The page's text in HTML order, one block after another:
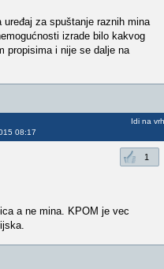
za spuštanje raznih mina
izrade bilo kakvog
propisima i nije se dalje na
08:17
Idi na vrh
1
a ne mina. KPOM je vec